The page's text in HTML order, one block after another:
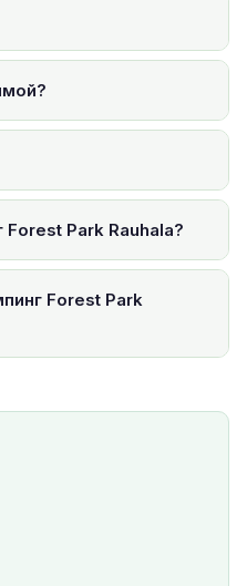
Park Rauhala?
Forest Park